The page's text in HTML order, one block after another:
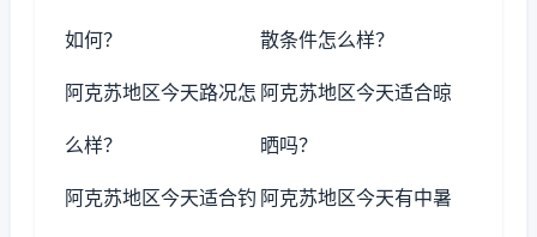
如何？ 散条件怎么样？
阿克苏地区今天路况怎
么样？
阿克苏地区今天适合晾
晒吗？
阿克苏地区今天适合钓 阿克苏地区今天有中暑